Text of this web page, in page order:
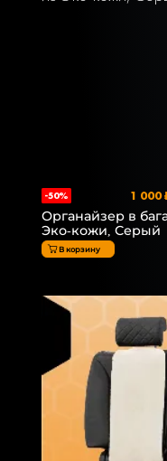
-50% 1 000
Органайзер в
Эко-кожи, Серый
В корзину